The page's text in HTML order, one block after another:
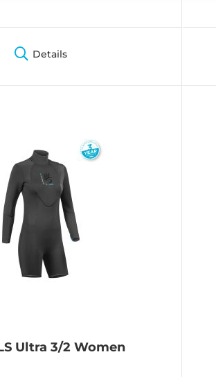
Details
Mono LS Ultra 3/2 Women